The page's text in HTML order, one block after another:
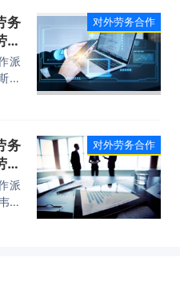
务
务
派
劳
对外劳务合作
务
务
派
劳
对外劳务合作